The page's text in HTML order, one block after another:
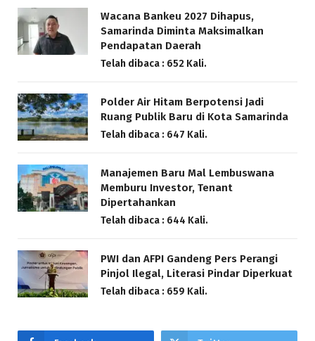
Wacana Bankeu 2027 Dihapus,
Samarinda Diminta Maksimalkan
Pendapatan Daerah
Telah dibaca : 652 Kali.
Polder Air Hitam Berpotensi Jadi
Ruang Publik Baru di Kota Samarinda
Telah dibaca : 647 Kali.
Manajemen Baru Mal Lembuswana
Memburu Investor, Tenant
Dipertahankan
Telah dibaca : 644 Kali.
PWI dan AFPI Gandeng Pers Perangi
Pinjol Ilegal, Literasi Pindar Diperkuat
Telah dibaca : 659 Kali.